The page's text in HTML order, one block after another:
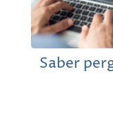
Saber